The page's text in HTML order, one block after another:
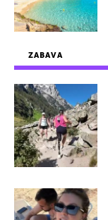
ZABAVA